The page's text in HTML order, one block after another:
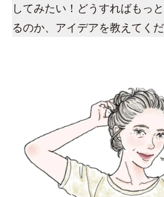
してみたい！どうすればもっ
るのか、アイデアを教えてくだ